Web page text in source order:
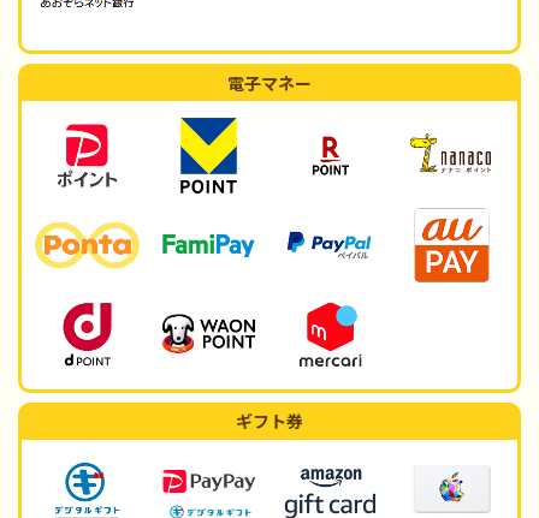
電子マネー
ギフト券